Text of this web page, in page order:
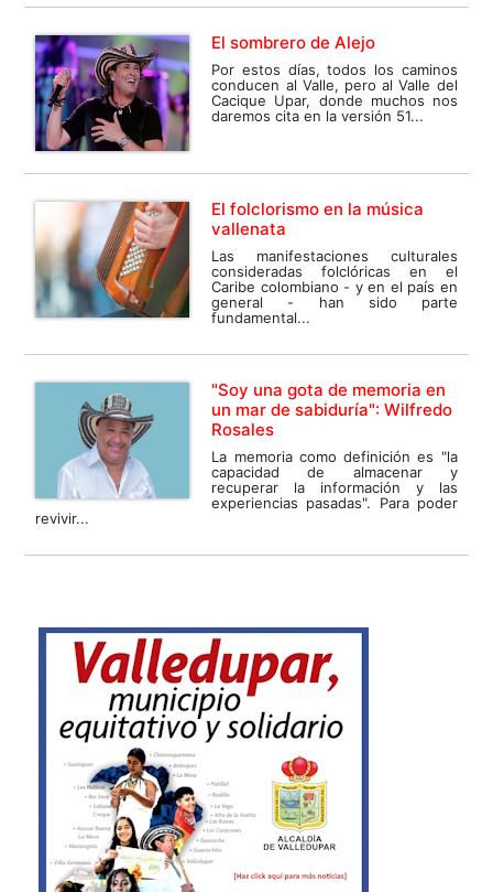
El sombrero de Alejo
Por estos días, todos los caminos
conducen al Valle, pero al Valle del
Cacique Upar, donde muchos nos
daremos cita en la versión 51...
El folclorismo en la música
vallenata
Las manifestaciones culturales
consideradas folclóricas en el
Caribe colombiano - y en el país en
general - han sido parte
fundamental...
"Soy una gota de memoria en
un mar de sabiduría": Wilfredo
Rosales
La memoria como definición es "la
capacidad de almacenar y
recuperar la información y las
experiencias pasadas". Para poder
revivir...